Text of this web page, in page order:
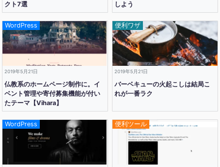
クト7選
しよう
WordPress
2019年5月21日
仏教系のホームページ制作に。イ
ベント管理や寄付募集機能が付い
たテーマ【Vihara】
便利ワザ
2019年5月21日
バーベキューの火起こしは結局こ
れが一番ラク
WordPress 便利ツール